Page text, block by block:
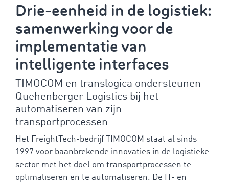
Drie-eenheid in de logistiek:
samenwerking voor de
implementatie van
intelligente interfaces
TIMOCOM en translogica ondersteunen
Quehenberger Logistics bij het
automatiseren van zijn
transportprocessen
Het FreightTech-bedrijf TIMOCOM staat al sinds
1997 voor baanbrekende innovaties in de logistieke
sector met het doel om transportprocessen te
optimaliseren en te automatiseren. De IT- en